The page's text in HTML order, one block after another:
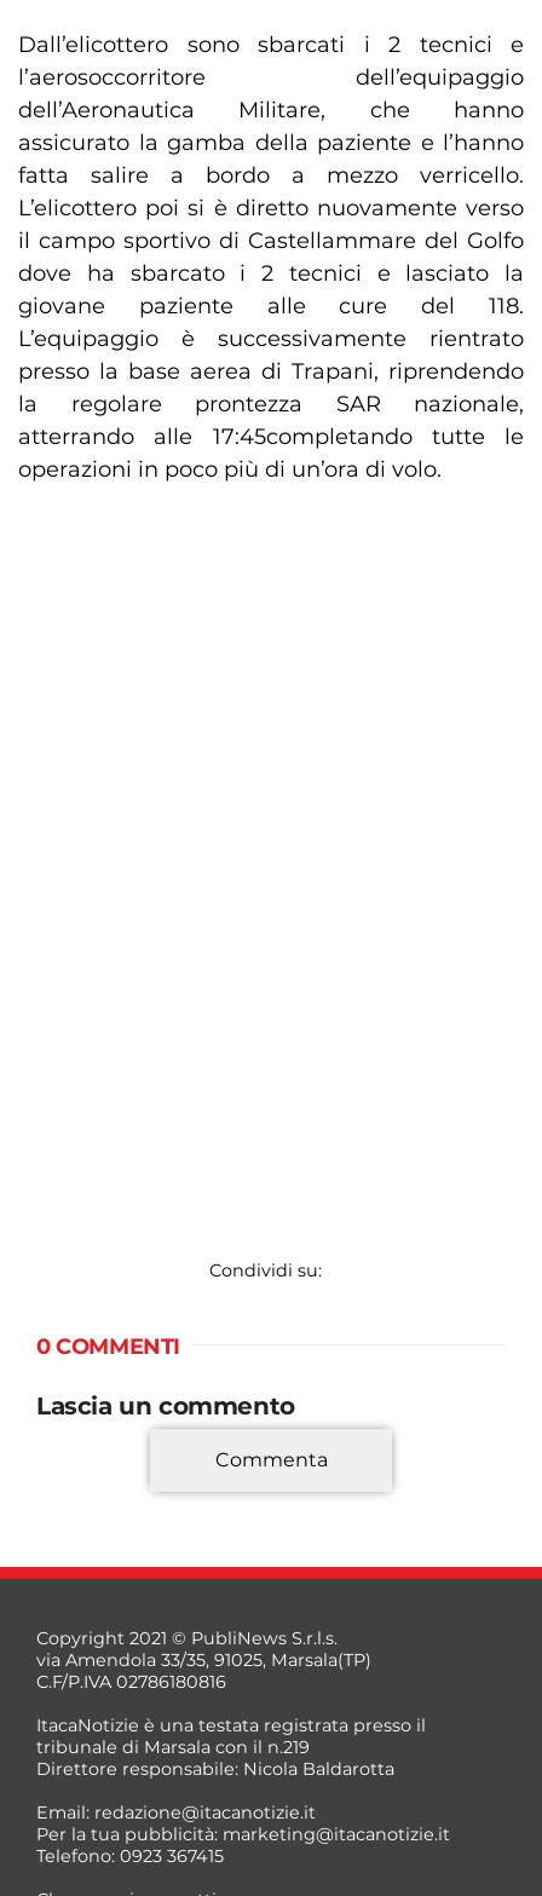
Dall’elicottero sono sbarcati i 2 tecnici e
l’aerosoccorritore dell’equipaggio
dell’Aeronautica Militare, che hanno
assicurato la gamba della paziente e l’hanno
fatta salire a bordo a mezzo verricello.
L’elicottero poi si è diretto nuovamente verso
il campo sportivo di Castellammare del Golfo
dove ha sbarcato i 2 tecnici e lasciato la
giovane paziente alle cure del 118.
L’equipaggio è successivamente rientrato
presso la base aerea di Trapani, riprendendo
la regolare prontezza SAR nazionale,
atterrando alle 17:45completando tutte le
operazioni in poco più di un’ora di volo.
Condividi su:
0 COMMENTI
Lascia un commento
*
*
Commenta
Copyright 2021 © PubliNews S.r.l.s.
via Amendola 33/35, 91025, Marsala(TP)
C.F/P.IVA 02786180816
ItacaNotizie è una testata registrata presso il
tribunale di Marsala con il n.219
Direttore responsabile: Nicola Baldarotta
Email: redazione@itacanotizie.it
Per la tua pubblicità: marketing@itacanotizie.it
Telefono: 0923 367415